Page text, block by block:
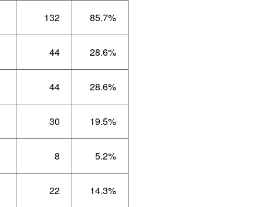
132 85.7%
44 28.6%
44 28.6%
30 19.5%
8 5.2%
22 14.3%